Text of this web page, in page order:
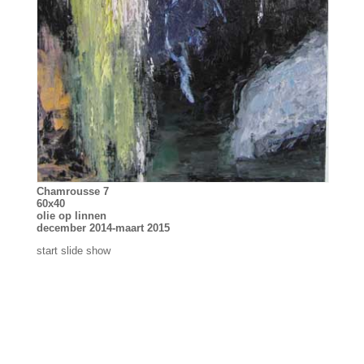
Chamrousse 7
60x40
olie op linnen
december 2014-maart 2015
start slide show